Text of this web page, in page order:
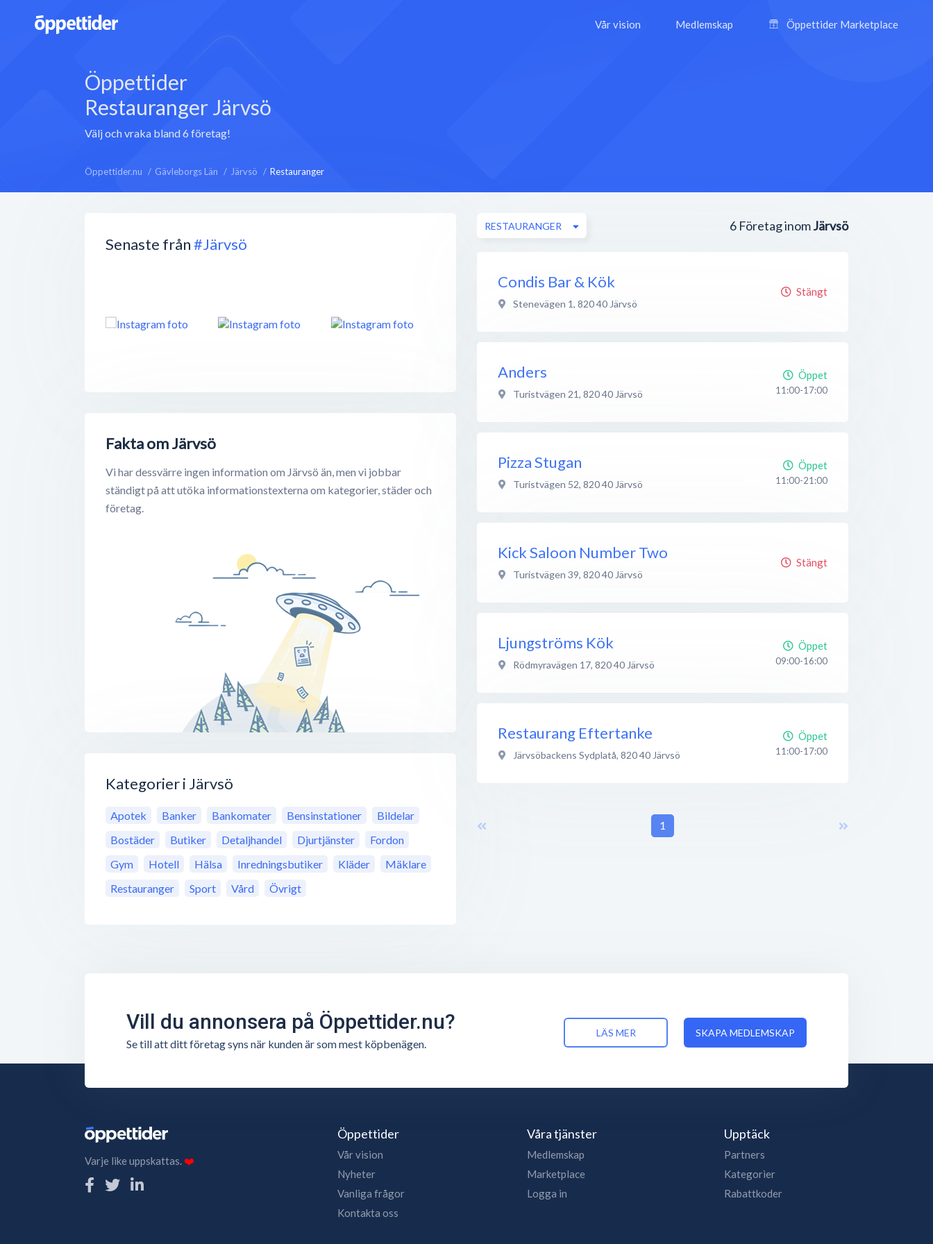
Vår vision Medlemskap Öppettider Marketplace
Öppettider
Restauranger Järvsö
Välj och vraka bland 6 företag!
Öppettider.nu Gävleborgs Län Järvsö Restauranger
Senaste från#Järvsö
Fakta om Järvsö
Vi har dessvärre ingen information om Järvsö än, men vi jobbar
ständigt på att utöka informationstexterna om kategorier, städer och
företag.
Kategorier i Järvsö
Apotek Banker Bankomater Bensinstationer
Bildelar
Bostäder
Butiker Detaljhandel Djurtjänster
Fordon
Gym
Hotell Hälsa Inredningsbutiker Kläder
Mäklare
Restauranger
Sport Vård Övrigt
6 Företag inomJärvsö
RESTAURANGER
Condis Bar & Kök
Stenevägen 1, 820 40 Järvsö
Stängt
Anders
Turistvägen 21, 820 40 Järvsö
Öppet
11:00-17:00
Pizza Stugan
Turistvägen 52, 820 40 Järvsö
Öppet
11:00-21:00
Kick Saloon Number Two
Turistvägen 39, 820 40 Järvsö
Stängt
Ljungströms Kök
Rödmyravägen 17, 820 40 Järvsö
Öppet
09:00-16:00
Restaurang Eftertanke
Järvsöbackens Sydplatå, 820 40 Järvsö
Öppet
11:00-17:00
1
Vill du annonsera på Öppettider.nu?
Se till att ditt företag syns när kunden är som mest köpbenägen.
LÄS MER SKAPA MEDLEMSKAP
Varje like uppskattas.❤️
Öppettider
Vår vision
Nyheter
Vanliga frågor
Kontakta oss
Våra tjänster
Medlemskap
Marketplace
Logga in
Upptäck
Partners
Kategorier
Rabattkoder